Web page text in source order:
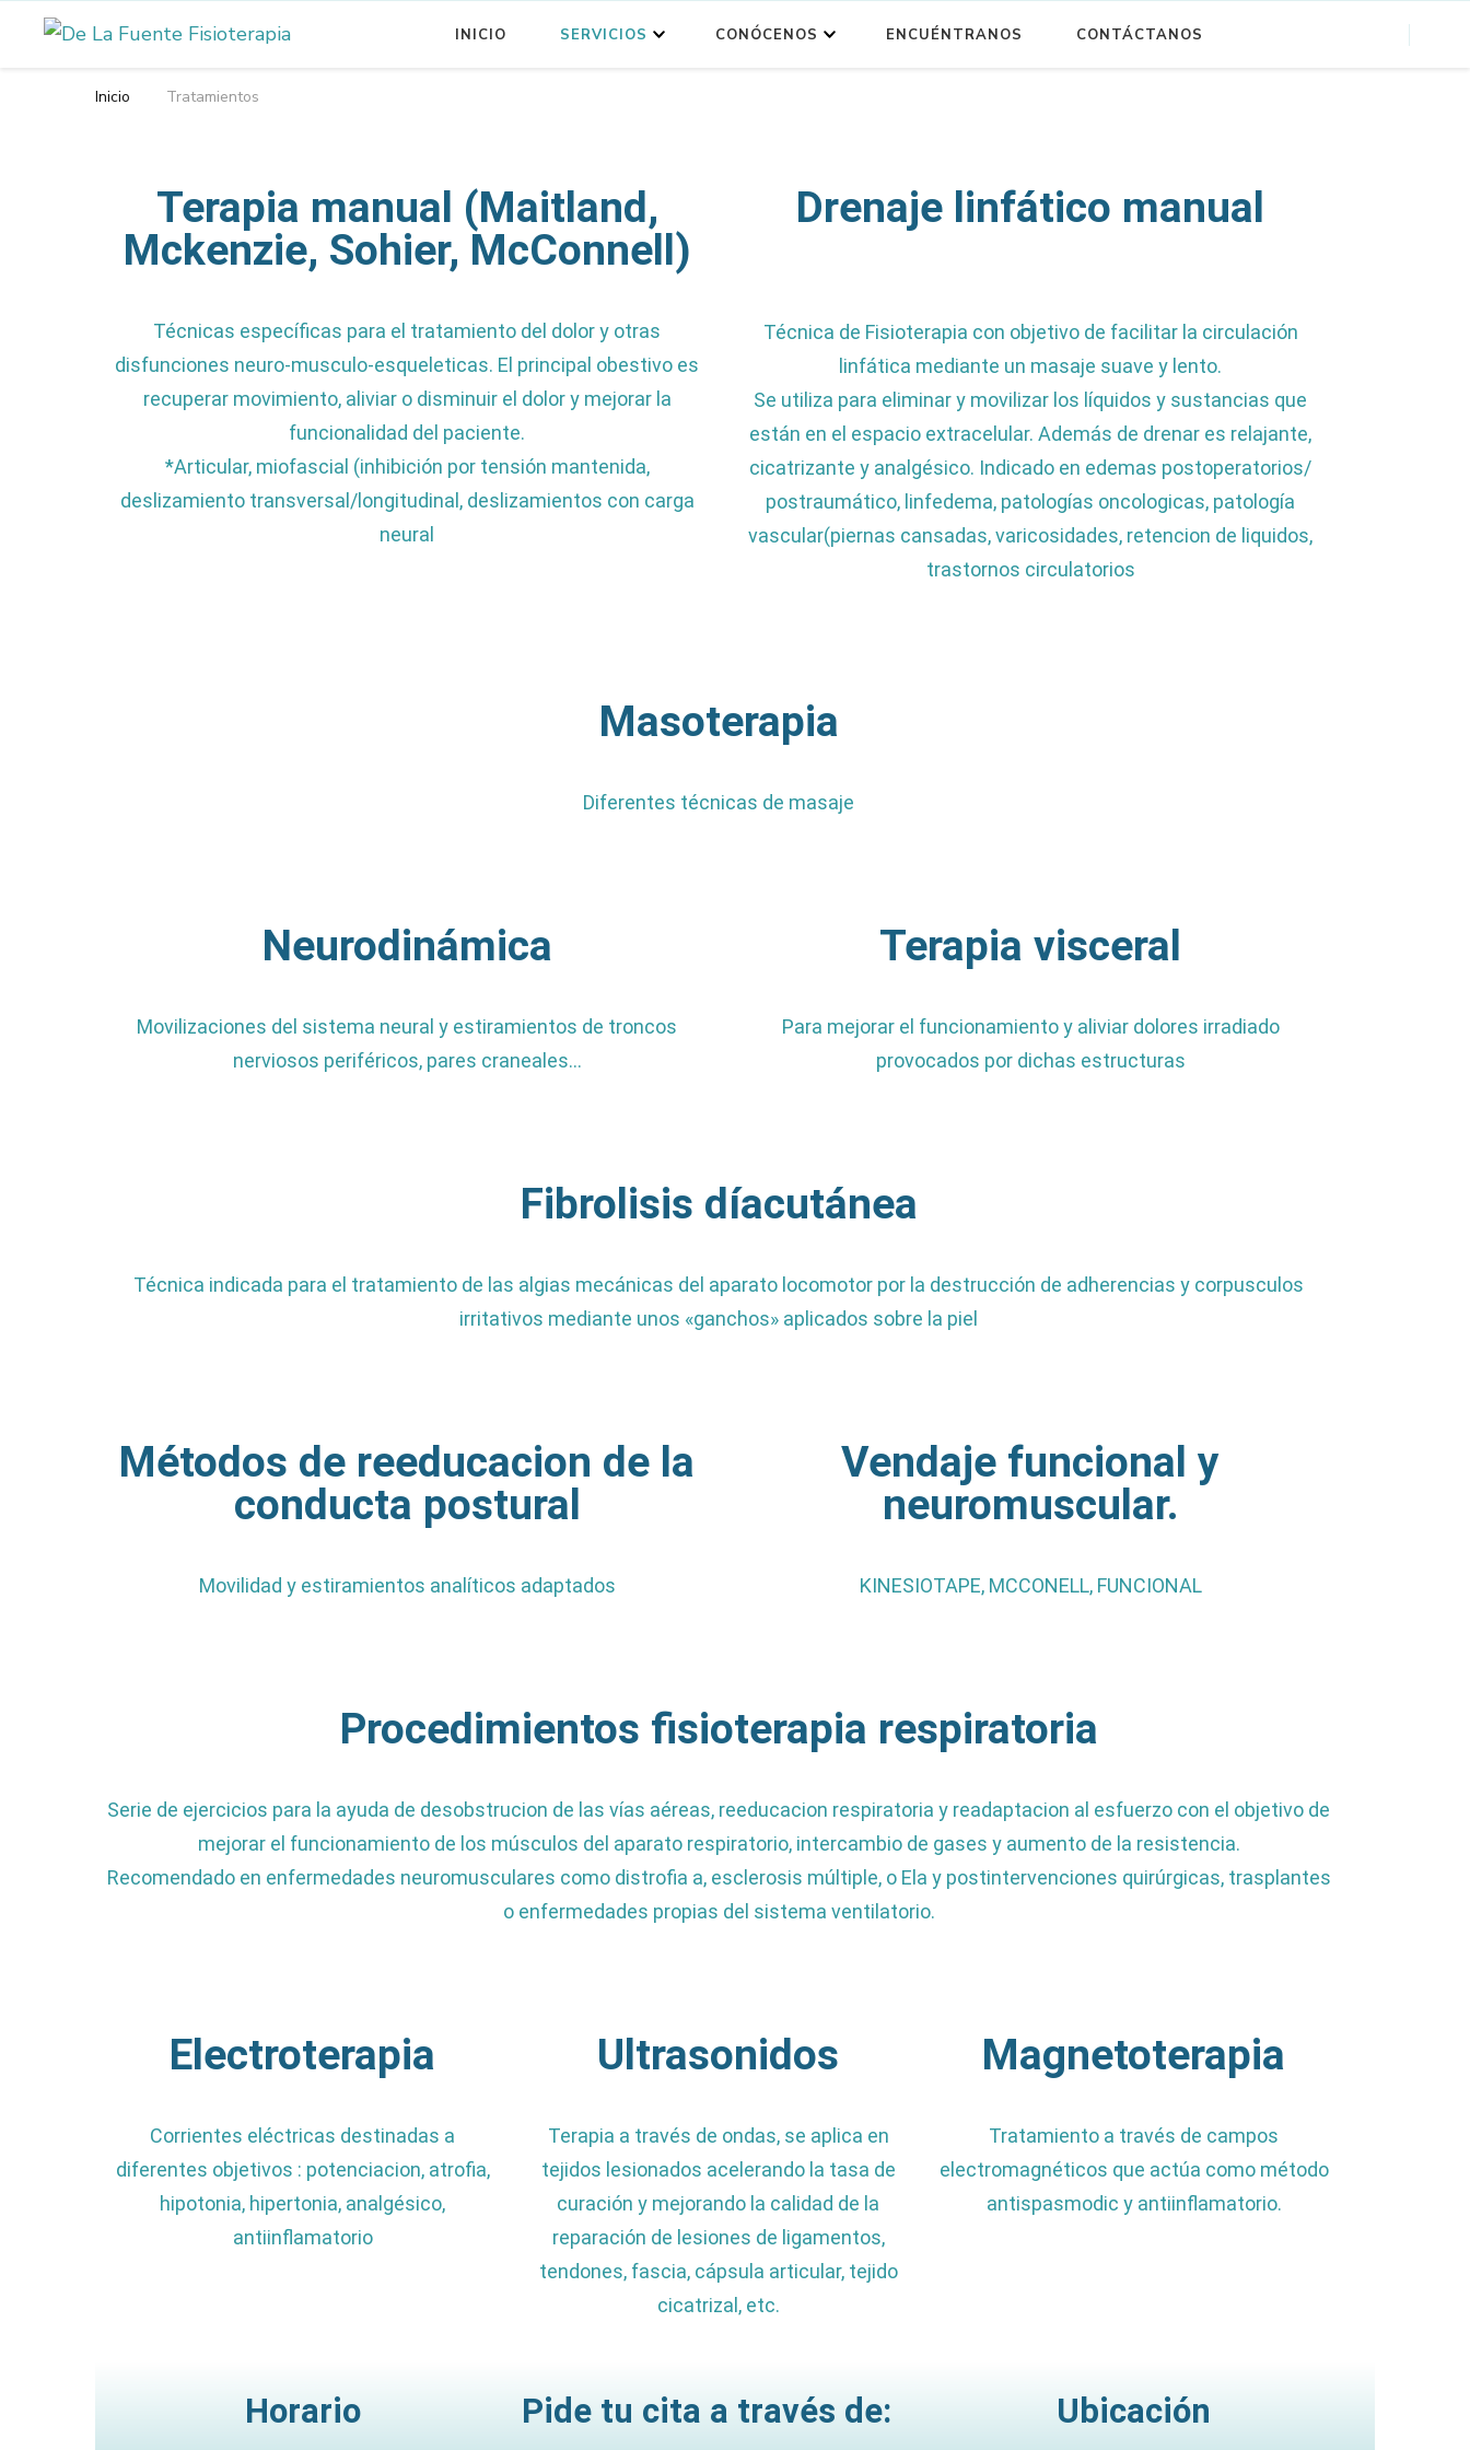
INICIO SERVICIOS CONÓCENOS ENCUÉNTRANOS CONTÁCTANOS
Inicio Tratamientos
Terapia manual (Maitland,
Mckenzie, Sohier, McConnell)
Técnicas específicas para el tratamiento del dolor y otras
disfunciones neuro-musculo-esqueleticas. El principal obestivo es
recuperar movimiento, aliviar o disminuir el dolor y mejorar la
funcionalidad del paciente.
*Articular, miofascial (inhibición por tensión mantenida,
deslizamiento transversal/longitudinal, deslizamientos con carga
neural
Drenaje linfático manual
Técnica de Fisioterapia con objetivo de facilitar la circulación
linfática mediante un masaje suave y lento.
Se utiliza para eliminar y movilizar los líquidos y sustancias que
están en el espacio extracelular. Además de drenar es relajante,
cicatrizante y analgésico. Indicado en edemas postoperatorios/
postraumático, linfedema, patologías oncologicas, patología
vascular(piernas cansadas, varicosidades, retencion de liquidos,
trastornos circulatorios
Masoterapia
Diferentes técnicas de masaje
Neurodinámica
Movilizaciones del sistema neural y estiramientos de troncos
nerviosos periféricos, pares craneales…
Terapia visceral
Para mejorar el funcionamiento y aliviar dolores irradiado
provocados por dichas estructuras
Fibrolisis díacutánea
Técnica indicada para el tratamiento de las algias mecánicas del aparato locomotor por la destrucción de adherencias y corpusculos
irritativos mediante unos «ganchos» aplicados sobre la piel
Métodos de reeducacion de la
conducta postural
Movilidad y estiramientos analíticos adaptados
Vendaje funcional y
neuromuscular.
KINESIOTAPE, MCCONELL, FUNCIONAL
Procedimientos fisioterapia respiratoria
Serie de ejercicios para la ayuda de desobstrucion de las vías aéreas, reeducacion respiratoria y readaptacion al esfuerzo con el objetivo de
mejorar el funcionamiento de los músculos del aparato respiratorio, intercambio de gases y aumento de la resistencia.
Recomendado en enfermedades neuromusculares como distrofia a, esclerosis múltiple, o Ela y postintervenciones quirúrgicas, trasplantes
o enfermedades propias del sistema ventilatorio.
Electroterapia
Corrientes eléctricas destinadas a
diferentes objetivos : potenciacion, atrofia,
hipotonia, hipertonia, analgésico,
antiinflamatorio
Ultrasonidos
Terapia a través de ondas, se aplica en
tejidos lesionados acelerando la tasa de
curación y mejorando la calidad de la
reparación de lesiones de ligamentos,
tendones, fascia, cápsula articular, tejido
cicatrizal, etc.
Magnetoterapia
Tratamiento a través de campos
electromagnéticos que actúa como método
antispasmodic y antiinflamatorio.
Horario Pide tu cita a través de: Ubicación